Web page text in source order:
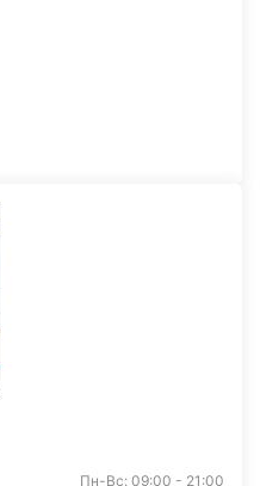
Пн-Вс: 09:00 - 21:00